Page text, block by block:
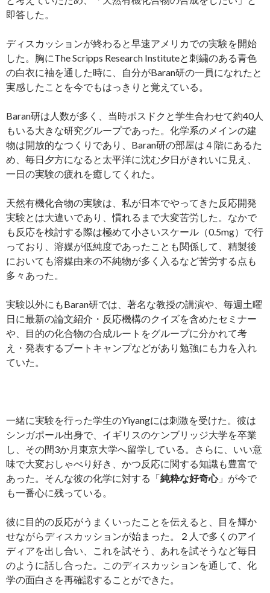
即答した。
ディスカッションが終わると早速アメリカでの実験を開始
した。胸にThe Scripps Research Instituteと刺繍のある青色
の白衣に袖を通した時に、自分がBaran研の一員になれたと
実感したことを今でもはっきりと覚えている。
Baran研は人数が多く、当時ポスドクと学生合わせて約40人
もいる大きな研究グループであった。化学系のメインの建
物は開放的なつくりであり、Baran研の部屋は４階にあるた
め、毎日夕方になると太平洋に沈む夕日がきれいに見え、
一日の実験の疲れを癒してくれた。
天然有機化合物の実験は、私が日本でやってきた反応開発
実験とは大違いであり、慣れるまで大変苦労した。なかで
も反応を検討する際は極めて小さいスケール（0.5mg）で行
っており、溶媒が低純度であったことも関係して、精製後
においても溶媒由来の不純物が多く入るなど苦労する点も
多々あった。
実験以外にもBaran研では、著名な教授の講演や、毎週土曜
日に最新の論文紹介・反応機構のクイズを含めたセミナー
や、目的の化合物の合成ルートをグループに分かれて考
え・発表するブートキャンプなどがあり勉強にも力を入れ
ていた。
一緒に実験を行った学生のYiyangには刺激を受けた。彼は
シンガポール出身で、イギリスのケンブリッジ大学を卒業
し、その間3か月東京大学へ留学している。さらに、いい意
味で大変おしゃべり好き、かつ反応に関する知識も豊富で
あった。そんな彼の化学に対する「純粋な好奇心」が今で
も一番心に残っている。
彼に目的の反応がうまくいったことを伝えると、目を輝か
せながらディスカッションが始まった。２人で多くのアイ
ディアを出し合い、これを試そう、あれを試そうなど毎日
のように話し合った。このディスカッションを通して、化
学の面白さを再確認することができた。